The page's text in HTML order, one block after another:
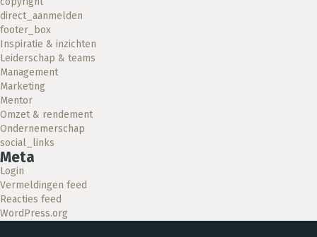
direct_aanmelden
footer_box
Inspiratie & inzichten
Leiderschap & teams
Management
Marketing
Mentor
Omzet & rendement
Ondernemerschap
social_links
Meta
Login
Vermeldingen feed
Reacties feed
WordPress.org